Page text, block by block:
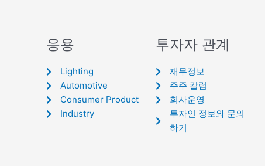
응용
Lighting
Automotive
Consumer Product
Industry
투자자 관계
재무정보
주주 칼럼
회사운영
투자인 정보와 문의
하기